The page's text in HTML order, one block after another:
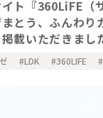
ト『360LiFE（
とう、ふんわり
載いただきまし
LDK 360LIFE